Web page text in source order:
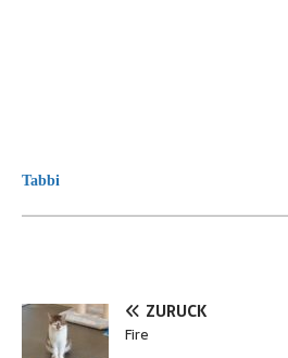
Tabbi
ZURÜCK
Fire